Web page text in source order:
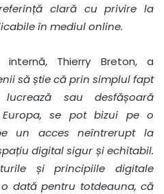
clară cu privire la
în mediul online.
Thierry Breton, a
să știecă prin simplul fapt
sau desfășoară
se pot bizui pe o
un acces neîntrerupt la
digital sigur și echitabil.
și principiile digitale
dată pentru totdeauna, că